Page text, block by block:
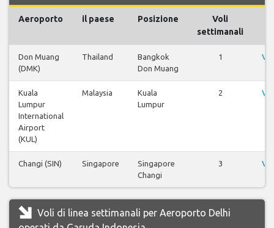
Aeroporto il paese Posizione
Voli
settimanali
Don Muang
(DMK)
Thailand
Bangkok
Don Muang
1
Kuala
Lumpur
International
Airport
(KUL)
Malaysia
Kuala
Lumpur
2
Changi (SIN) Singapore
Singapore
Changi
3
Voli di linea settimanali per Aeroporto Delhi